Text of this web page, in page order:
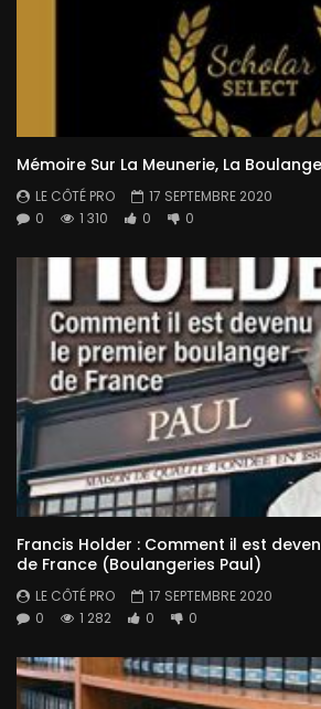
Mémoire Sur La Meunerie, La
LE CÔTÉ PRO
17 SEPTEMBRE 2020
0
1 310 0 0
Francis Holder : Comment il est
de France (Boulangeries Paul)
LE CÔTÉ PRO
17 SEPTEMBRE 2020
0
1 282 0 0